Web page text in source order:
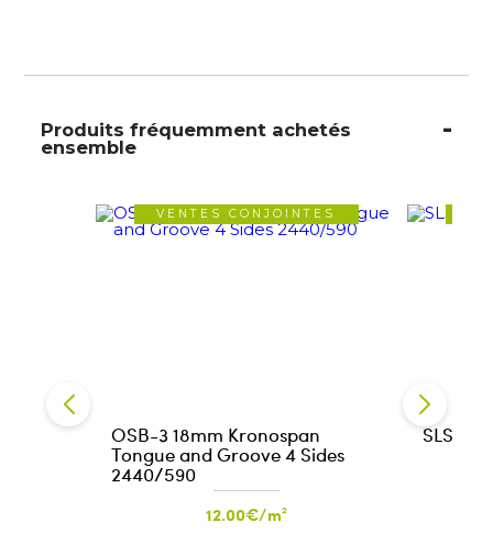
Produits fréquemment achetés
ensemble
VENTES CONJOINTES
OSB-3 18mm Kronospan
Tongue and Groove 4 Sides
2440/590
12.00€/m²
SLS